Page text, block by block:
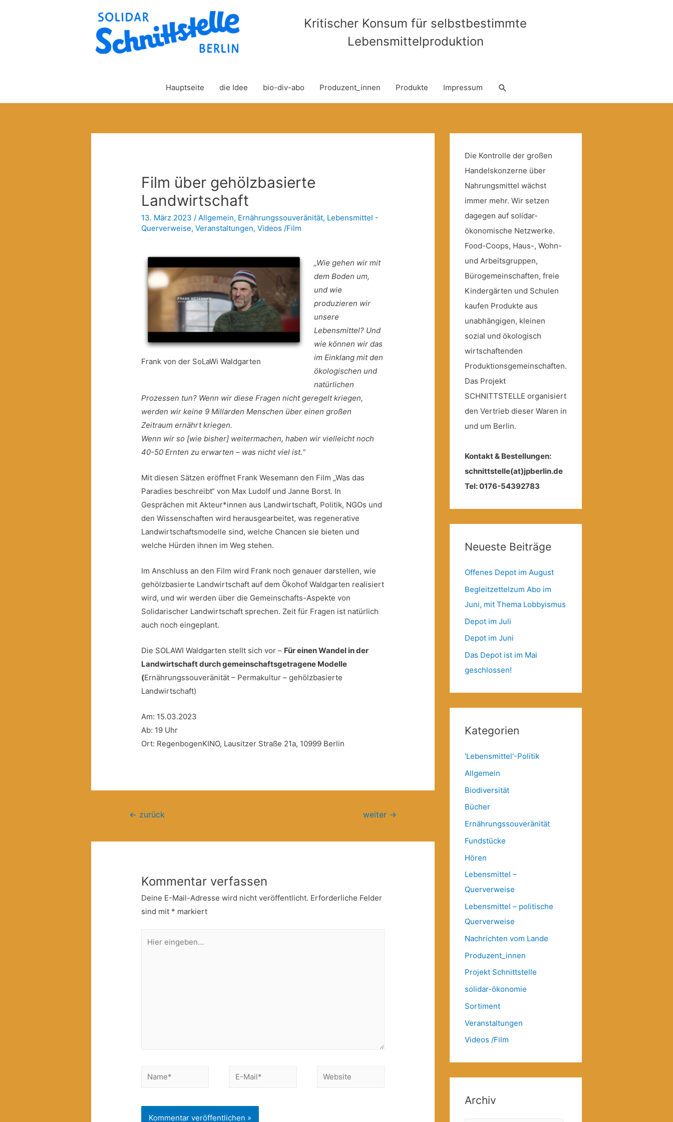
Kritischer Konsum für selbstbestimmte
Lebensmittelproduktion
Hauptseite die Idee bio-div-abo Produzent_innen Produkte Impressum Suche
Film über gehölzbasierte
Landwirtschaft
13. März 2023 /Allgemein, Ernährungssouveränität, Lebensmittel -
Querverweise,Veranstaltungen,Videos /Film
Frank von der SoLaWi Waldgarten
„Wie gehen wir mit
dem Boden um,
und wie
produzieren wir
unsere
Lebensmittel? Und
wie können wir das
im Einklang mit den
ökologischen und
natürlichen
Prozessen tun? Wenn wir diese Fragen nicht geregelt kriegen,
werden wir keine 9 Millarden Menschen über einen großen
Zeitraum ernährt kriegen.
Wenn wir so [wie bisher] weitermachen, haben wir vielleicht noch
40-50 Ernten zu erwarten – was nicht viel ist.“
Mit diesen Sätzen eröffnet Frank Wesemann den Film „Was das
Paradies beschreibt“ von Max Ludolf und Janne Borst. In
Gesprächen mit Akteur*innen aus Landwirtschaft, Politik, NGOs und
den Wissenschaften wird herausgearbeitet, was regenerative
Landwirtschaftsmodelle sind, welche Chancen sie bieten und
welche Hürden ihnen im Weg stehen.
Im Anschluss an den Film wird Frank noch genauer darstellen, wie
gehölzbasierte Landwirtschaft auf dem Ökohof Waldgarten realisiert
wird, und wir werden über die Gemeinschafts-Aspekte von
Solidarischer Landwirtschaft sprechen. Zeit für Fragen ist natürlich
auch noch eingeplant.
Die SOLAWI Waldgarten stellt sich vor – Für einen Wandel in der
Landwirtschaft durch gemeinschaftsgetragene Modelle
(Ernährungssouveränität – Permakultur – gehölzbasierte
Landwirtschaft)
Am: 15.03.2023
Ab: 19 Uhr
Ort: RegenbogenKINO, Lausitzer Straße 21a, 10999 Berlin
Beitragsnavigation
← zurück weiter →
Kommentar verfassen
Deine E-Mail-Adresse wird nicht veröffentlicht. Erforderliche Felder
sind mit * markiert
eingeben…
Name*
E-
Website
Die Kontrolle der großen
Handelskonzerne über
Nahrungsmittel wächst
immer mehr. Wir setzen
dagegen auf solidar-
ökonomische Netzwerke.
Food-Coops, Haus-, Wohn-
und Arbeitsgruppen,
Bürogemeinschaften, freie
Kindergärten und Schulen
kaufen Produkte aus
unabhängigen, kleinen
sozial und ökologisch
wirtschaftenden
Produktionsgemeinschaften.
Das Projekt
SCHNITTSTELLE organisiert
den Vertrieb dieser Waren in
und um Berlin.
Kontakt & Bestellungen:
schnittstelle(at)jpberlin.de
Tel: 0176-54392783
Neueste Beiträge
Offenes Depot im August
Begleitzettelzum Abo im
Juni, mit Thema Lobbyismus
Depot im Juli
Depot im Juni
Das Depot ist im Mai
geschlossen!
Kategorien
'Lebensmittel'-Politik
Allgemein
Biodiversität
Bücher
Ernährungssouveränität
Fundstücke
Hören
Lebensmittel –
Querverweise
Lebensmittel – politische
Querverweise
Nachrichten vom Lande
Produzent_innen
Projekt Schnittstelle
solidar-ökonomie
Sortiment
Veranstaltungen
Videos /Film
Archiv